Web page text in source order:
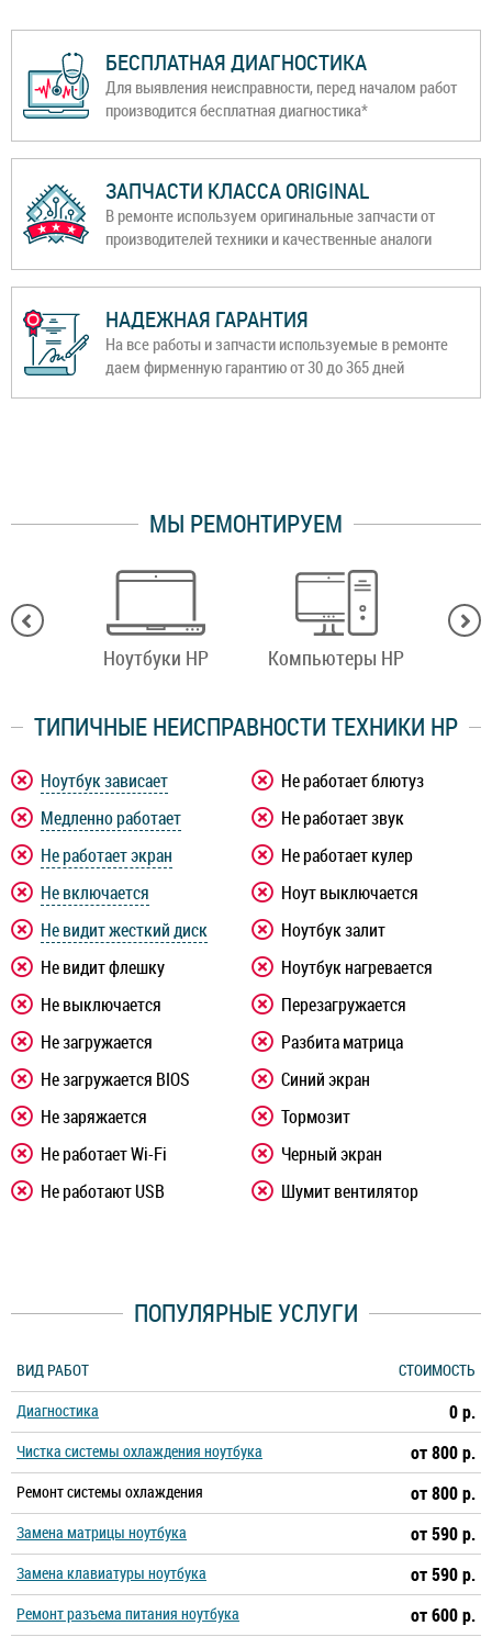
БЕСПЛАТНАЯ ДИАГНОСТИКА
Для выявления неисправности, перед началом работ
производится бесплатная диагностика*
ЗАПЧАСТИ КЛАССА ORIGINAL
В ремонте используем оригинальные запчасти от
производителей техники и качественные аналоги
НАДЕЖНАЯ ГАРАНТИЯ
На все работы и запчасти используемые в ремонте
даем фирменную гарантию от 30 до 365 дней
МЫ РЕМОНТИРУЕМ
Ноутбуки HP Компьютеры HP
ТИПИЧНЫЕ НЕИСПРАВНОСТИ ТЕХНИКИ HP
Ноутбук зависает
Медленно работает
Не работает экран
Не включается
Не видит жесткий диск
Не видит флешку
Не выключается
Не загружается
Не загружается BIOS
Не заряжается
Не работает Wi-Fi
Не работают USB
Не работает блютуз
Не работает звук
Не работает кулер
Ноут выключается
Ноутбук залит
Ноутбук нагревается
Перезагружается
Разбита матрица
Синий экран
Тормозит
Черный экран
Шумит вентилятор
ПОПУЛЯРНЫЕ УСЛУГИ
ВИД РАБОТ
СТОИМОСТЬ
Диагностика
0 р.
Чистка системы охлаждения ноутбука от 800 р.
Ремонт системы охлаждения от 800 р.
Замена матрицы ноутбука от 590 р.
Замена клавиатуры ноутбука от 590 р.
Ремонт разъема питания ноутбука от 600 р.